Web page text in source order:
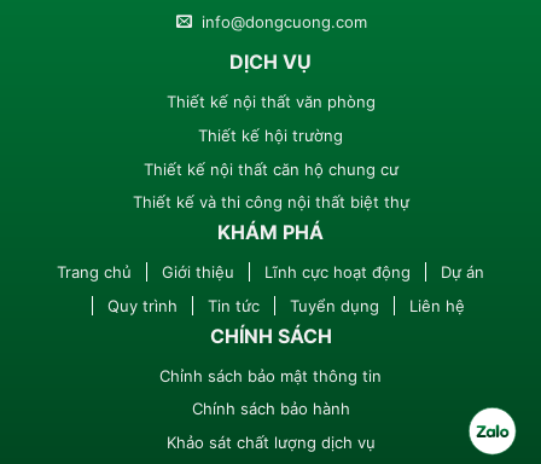
info@dongcuong.com
DỊCH VỤ
Thiết kế nội thất văn phòng
Thiết kế hội trường
Thiết kế nội thất căn hộ chung cư
Thiết kế và thi công nội thất biệt thự
KHÁM PHÁ
Trang chủ Giới thiệu Lĩnh cực hoạt động
Dự án
Quy trình
Tin tức Tuyển dụng Liên hệ
CHÍNH SÁCH
Chỉnh sách bảo mật thông tin
Chính sách bảo hành
Khảo sát chất lượng dịch vụ